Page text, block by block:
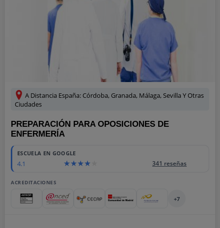
A Distancia España: Córdoba, Granada, Málaga, Sevilla Y Otras
Ciudades
PREPARACIÓN PARA OPOSICIONES DE
ENFERMERÍA
ESCUELA EN GOOGLE
4.1 341 reseñas
ACREDITACIONES
+7